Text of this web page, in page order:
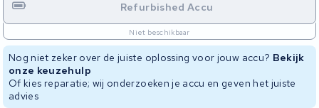
Refurbished Accu
Niet beschikbaar
Nog niet zeker over de juiste oplossing voor jouw accu? Bekijk
onze keuzehulp
Of kies reparatie; wij onderzoeken je accu en geven het juiste
advies